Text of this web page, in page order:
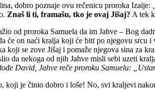
dobro poznaje ovu rečenicu proroka Izaije:
Znaš li ti, framašu, tko je ovaj Jišaj? A tek
od proroka Samuela da im Jahve – Bog
će on naći kralja koji će biti po njegovu srcu
koji se zove Jišaj i pomaže njegova sina za
da nekoga od njih Jahve misli sebi uzeti
David, Jahve reče proroku Samuelu:
je činio dobro i loše! No, svi kraljevi